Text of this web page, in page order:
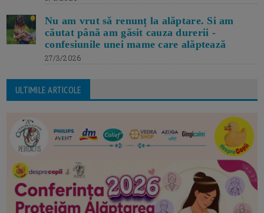
Nu am vrut să renunț la alăptare. Si am
căutat până am găsit cauza durerii -
confesiunile unei mame care alăptează
27/3/2026
ULTIMILE ARTICOLE